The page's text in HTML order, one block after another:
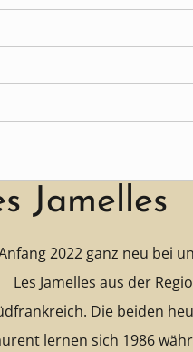
Jamelles
2022 ganz neu bei
Les Jamelles aus der
Die beiden
lernen sich 1986